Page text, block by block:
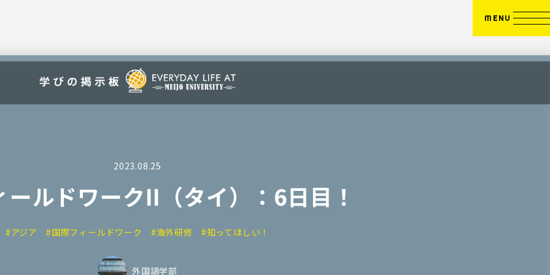
MENU
2023.08.25
ールドワークII（タイ）：6日目！
#アジア #国際フィールドワーク #海外研修 #知ってほしい！
外国語学部